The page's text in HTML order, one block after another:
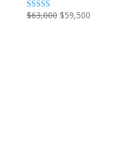
Valorado con
$63,000 El
$59,500El